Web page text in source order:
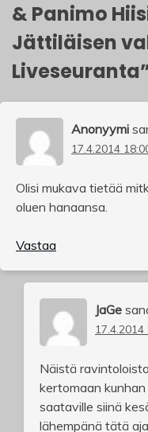
& Panimo
Jättiläisen
Liveseuranta
Anonyymi
17.4.2014
Olisi mukava tietää
oluen hanaansa.
Vastaa
JaGe
17.4.2014
Näistä
kertomaan
saataville siinä
lähempänä tätä